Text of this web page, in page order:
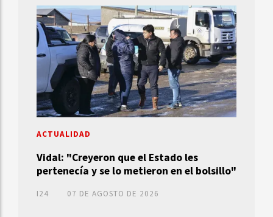
Vidal: "Creyeron que el Estado les
pertenecía y se lo metieron en el bolsillo"
I24
ACTUALIDAD
07 DE AGOSTO DE 2026